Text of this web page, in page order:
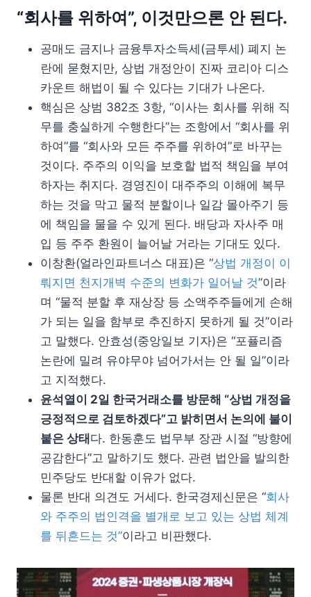
“회사를 위하여”, 이것만으론 안 된다.
공매도 금지나 금융투자소득세(금투세) 폐지 논
란에 묻혔지만, 상법 개정안이 진짜 코리아 디스
카운트 해법이 될 수 있다는 기대가 나온다.
핵심은 상범 382조 3항, “이사는 회사를 위해 직
무를 충실하게 수행한다”는 조항에서 “회사를 위
하여”를 “회사와 모든 주주를 위하여”로 바꾸는
것이다. 주주의 이익을 보호할 법적 책임을 부여
하자는 취지다. 경영진이 대주주의 이해에 복무
하는 것을 막고 물적 분할이나 일감 몰아주기 등
에 책임을 물을 수 있게 된다. 배당과 자사주 매
입 등 주주 환원이 늘어날 거라는 기대도 있다.
이창환(얼라인파트너스 대표)은 “상법 개정이 이
뤄지면 천지개벽 수준의 변화가 일어날 것”이라
며 “물적 분할 후 재상장 등 소액주주들에게 손해
가 되는 일을 함부로 추진하지 못하게 될 것”이라
고 말했다. 안효성(중앙일보 기자)은 “포퓰리즘
논란에 밀려 유야무야 넘어가서는 안 될 일”이라
고 지적했다.
윤석열이 2일 한국거래소를 방문해 “상법 개정을
긍정적으로 검토하겠다”고 밝히면서 논의에 불이
붙은 상태다. 한동훈도 법무부 장관 시절 “방향에
공감한다”고 말하기도 했다. 관련 법안을 발의한
민주당도 반대할 이유가 없다.
물론 반대 의견도 거세다. 한국경제신문은 “회사
와 주주의 법인격을 별개로 보고 있는 상법 체계
를 뒤흔드는 것”이라고 비판했다.